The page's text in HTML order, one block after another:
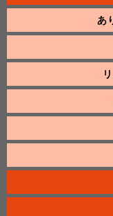
あ